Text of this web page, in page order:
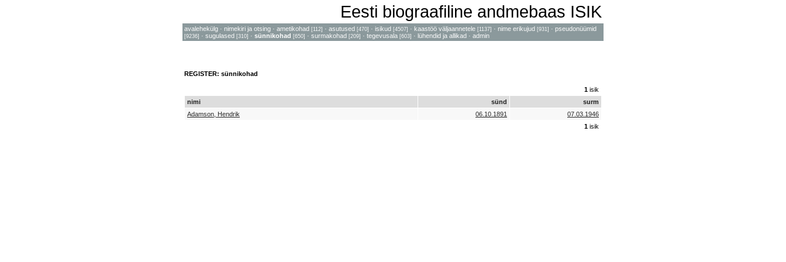
Eesti biograafiline andmebaas ISIK
avalehekülg · nimekiri ja otsing · ametikohad [112] · asutused [470] · isikud [4507] · kaastöö väljaannetele [1137] · nime erikujud [931] · pseudonüümid
[9236] · sugulased [310] · sünnikohad [650] · surmakohad [209] · tegevusala [603] · lühendid ja allikad · admin
REGISTER: sünnikohad
1 isik
nimi
sünd
surm
Adamson, Hendrik
06.10.1891
07.03.1946
1 isik